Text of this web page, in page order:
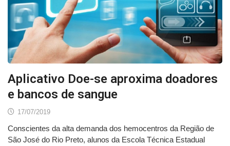
Aplicativo Doe-se aproxima doadores
e bancos de sangue
17/07/2019
Conscientes da alta demanda dos hemocentros da Região de
São José do Rio Preto, alunos da Escola Técnica Estadual